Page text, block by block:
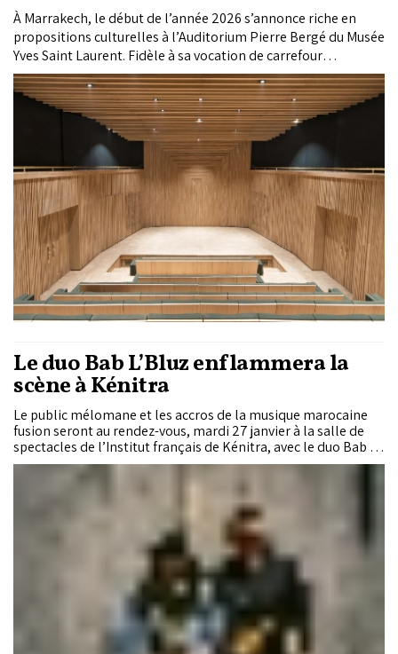
À Marrakech, le début de l’année 2026 s’annonce riche en
propositions culturelles à l’Auditorium Pierre Bergé du Musée
Yves Saint Laurent. Fidèle à sa vocation de carrefour
artistique, l’Auditorium déploie en janvier une
programmation pluridisciplinaire qui croise cinéma, musique
classique, opéra et théâtre, tout en tissant des liens étroits
avec les expositions en cours au musée.
Le duo Bab L’Bluz enflammera la
scène à Kénitra
Le public mélomane et les accros de la musique marocaine
fusion seront au rendez-vous, mardi 27 janvier à la salle de
spectacles de l’Institut français de Kénitra, avec le duo Bab L’
Bluz.